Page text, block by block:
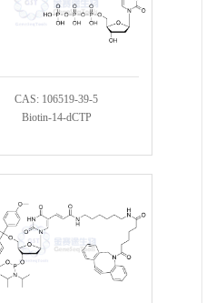
CAS: 106519-39-5
Biotin-14-dCTP